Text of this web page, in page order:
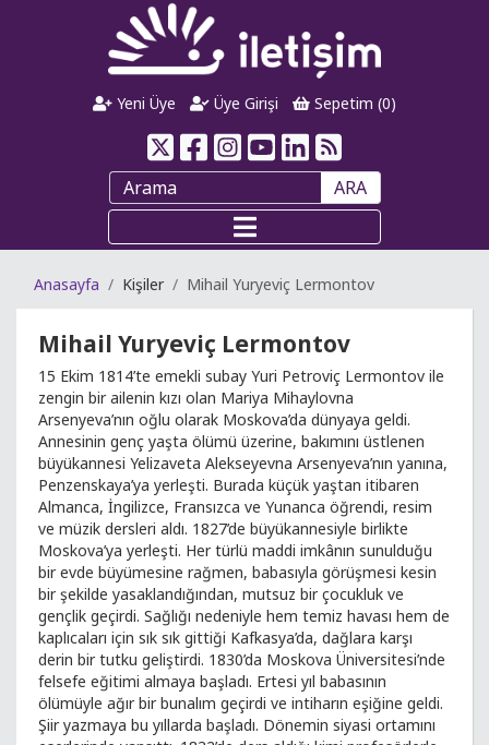
Yeni Üye Üye Girişi Sepetim (0)
ARA
Anasayfa Kişiler Mihail Yuryeviç Lermontov
Mihail Yuryeviç Lermontov
15 Ekim 1814’te emekli subay Yuri Petroviç Lermontov ile
zengin bir ailenin kızı olan Mariya Mihaylovna
Arsenyeva’nın oğlu olarak Moskova’da dünyaya geldi.
Annesinin genç yaşta ölümü üzerine, bakımını üstlenen
büyükannesi Yelizaveta Alekseyevna Arsenyeva’nın yanına,
Penzenskaya’ya yerleşti. Burada küçük yaştan itibaren
Almanca, İngilizce, Fransızca ve Yunanca öğrendi, resim
ve müzik dersleri aldı. 1827’de büyükannesiyle birlikte
Moskova’ya yerleşti. Her türlü maddi imkânın sunulduğu
bir evde büyümesine rağmen, babasıyla görüşmesi kesin
bir şekilde yasaklandığından, mutsuz bir çocukluk ve
gençlik geçirdi. Sağlığı nedeniyle hem temiz havası hem de
kaplıcaları için sık sık gittiği Kafkasya’da, dağlara karşı
derin bir tutku geliştirdi. 1830’da Moskova Üniversitesi’nde
felsefe eğitimi almaya başladı. Ertesi yıl babasının
ölümüyle ağır bir bunalım geçirdi ve intiharın eşiğine geldi.
Şiir yazmaya bu yıllarda başladı. Dönemin siyasi ortamını